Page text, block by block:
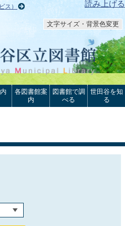
読み上げる
ス）
文字サイズ・背景色変更
各図書館案
内
図書館で調
べる
世田谷を知
る